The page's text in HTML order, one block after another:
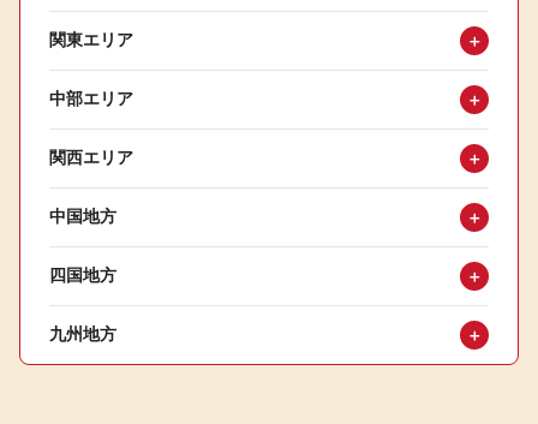
関東エリア ＋
中部エリア ＋
関西エリア ＋
中国地方 ＋
四国地方 ＋
九州地方 ＋